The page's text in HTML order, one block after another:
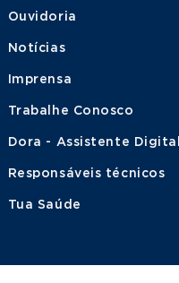
Ouvidoria
Notícias
Imprensa
Trabalhe Conosco
Dora - Assistente Digital
Responsáveis técnicos
Tua Saúde